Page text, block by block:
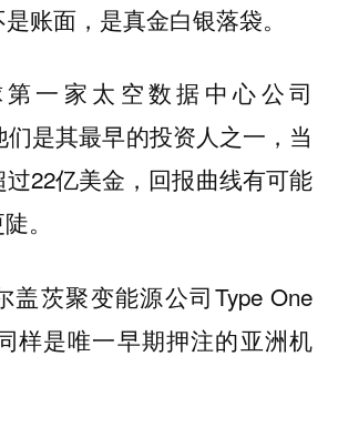
账面，是真金白银落袋。
一家太空数据中心公司
们是其最早的投资人之一，当
22亿美金，回报曲线有可能
。
盖茨聚变能源公司Type One
样是唯一早期押注的亚洲机